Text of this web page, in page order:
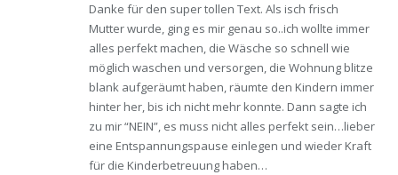
Danke für den super tollen Text. Als isch frisch
Mutter wurde, ging es mir genau so..ich wollte immer
alles perfekt machen, die Wäsche so schnell wie
möglich waschen und versorgen, die Wohnung blitze
blank aufgeräumt haben, räumte den Kindern immer
hinter her, bis ich nicht mehr konnte. Dann sagte ich
zu mir “NEIN”, es muss nicht alles perfekt sein…lieber
eine Entspannungspause einlegen und wieder Kraft
für die Kinderbetreuung haben…